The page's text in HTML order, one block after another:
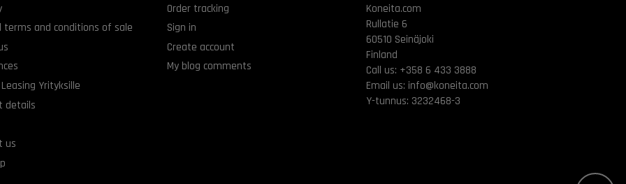
terms and conditions of sale
Yrityksille
details
us
Order tracking
Sign in
Create account
My blog comments
Koneita.com
Rullatie 6
60510 Seinäjoki
Finland
Call us: +358 6 433 3888
Email us: info@koneita.com
Y-tunnus: 3232468-3